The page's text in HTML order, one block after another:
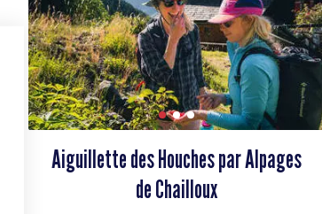
Aiguillette des Houches par Alpages
de Chailloux